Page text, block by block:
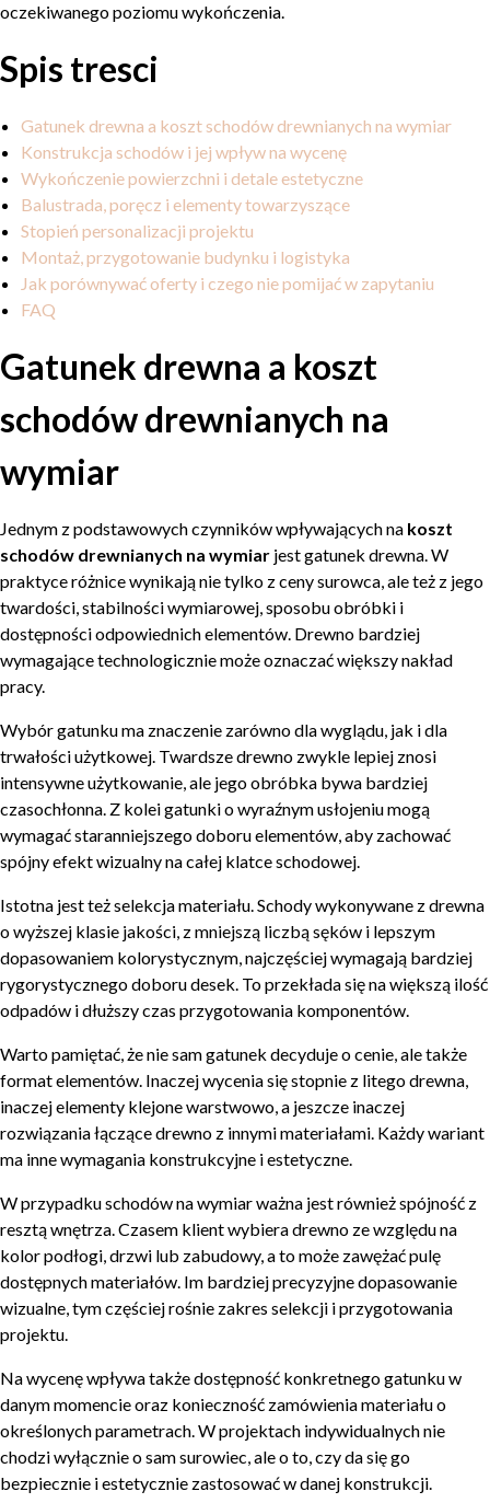
oczekiwanego poziomu wykończenia.
Spis tresci
Gatunek drewna a koszt schodów drewnianych na wymiar
Konstrukcja schodów i jej wpływ na wycenę
Wykończenie powierzchni i detale estetyczne
Balustrada, poręcz i elementy towarzyszące
Stopień personalizacji projektu
Montaż, przygotowanie budynku i logistyka
Jak porównywać oferty i czego nie pomijać w zapytaniu
FAQ
Gatunek drewna a koszt
schodów drewnianych na
wymiar
Jednym z podstawowych czynników wpływających na koszt
schodów drewnianych na wymiar jest gatunek drewna. W
praktyce różnice wynikają nie tylko z ceny surowca, ale też z jego
twardości, stabilności wymiarowej, sposobu obróbki i
dostępności odpowiednich elementów. Drewno bardziej
wymagające technologicznie może oznaczać większy nakład
pracy.
Wybór gatunku ma znaczenie zarówno dla wyglądu, jak i dla
trwałości użytkowej. Twardsze drewno zwykle lepiej znosi
intensywne użytkowanie, ale jego obróbka bywa bardziej
czasochłonna. Z kolei gatunki o wyraźnym usłojeniu mogą
wymagać staranniejszego doboru elementów, aby zachować
spójny efekt wizualny na całej klatce schodowej.
Istotna jest też selekcja materiału. Schody wykonywane z drewna
o wyższej klasie jakości, z mniejszą liczbą sęków i lepszym
dopasowaniem kolorystycznym, najczęściej wymagają bardziej
rygorystycznego doboru desek. To przekłada się na większą ilość
odpadów i dłuższy czas przygotowania komponentów.
Warto pamiętać, że nie sam gatunek decyduje o cenie, ale także
format elementów. Inaczej wycenia się stopnie z litego drewna,
inaczej elementy klejone warstwowo, a jeszcze inaczej
rozwiązania łączące drewno z innymi materiałami. Każdy wariant
ma inne wymagania konstrukcyjne i estetyczne.
W przypadku schodów na wymiar ważna jest również spójność z
resztą wnętrza. Czasem klient wybiera drewno ze względu na
kolor podłogi, drzwi lub zabudowy, a to może zawężać pulę
dostępnych materiałów. Im bardziej precyzyjne dopasowanie
wizualne, tym częściej rośnie zakres selekcji i przygotowania
projektu.
Na wycenę wpływa także dostępność konkretnego gatunku w
danym momencie oraz konieczność zamówienia materiału o
określonych parametrach. W projektach indywidualnych nie
chodzi wyłącznie o sam surowiec, ale o to, czy da się go
bezpiecznie i estetycznie zastosować w danej konstrukcji.